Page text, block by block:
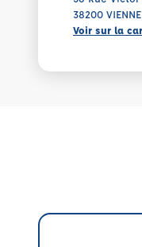
38200 VIENNE
Voir sur la